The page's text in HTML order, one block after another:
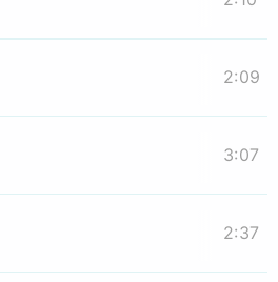
2:09
3:07
2:37